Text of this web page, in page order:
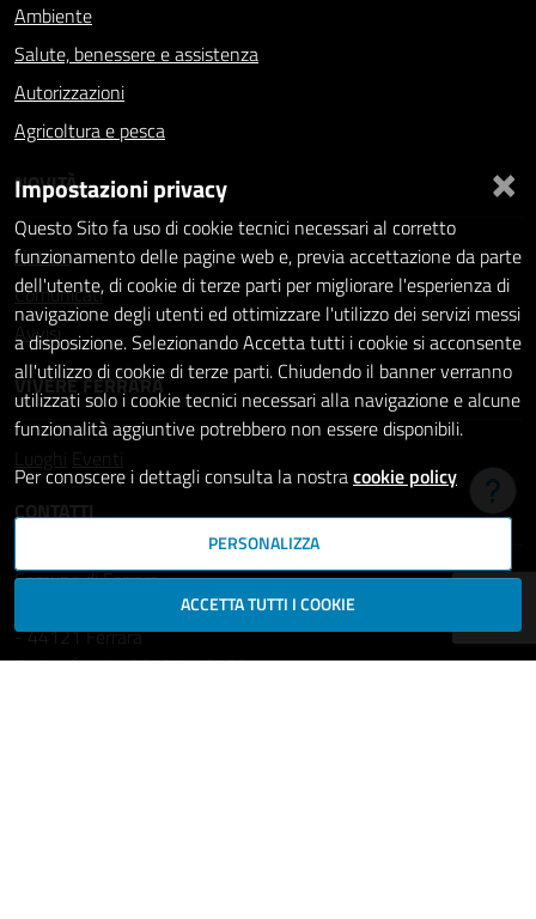
Ambiente
Salute, benessere e assistenza
Autorizzazioni
Agricoltura e pesca
NOVITÀ
Notizie
Comunicati
Avvisi
VIVERE FERRARA
Luoghi
Eventi
CONTATTI
Comune di Ferrara
Piazza del Municipio, 2
- 44121 Ferrara
Codice fiscale: 00297110389
×
Impostazioni privacy
Questo Sito fa uso di cookie tecnici necessari al corretto
funzionamento delle pagine web e, previa accettazione da parte
dell'utente, di cookie di terze parti per migliorare l'esperienza di
navigazione degli utenti ed ottimizzare l'utilizzo dei servizi messi
a disposizione. Selezionando Accetta tutti i cookie si acconsente
all'utilizzo di cookie di terze parti. Chiudendo il banner verranno
utilizzati solo i cookie tecnici necessari alla navigazione e alcune
funzionalità aggiuntive potrebbero non essere disponibili.
Per conoscere i dettagli consulta la nostracookie policy
PERSONALIZZA
ACCETTA TUTTI I COOKIE
Hai